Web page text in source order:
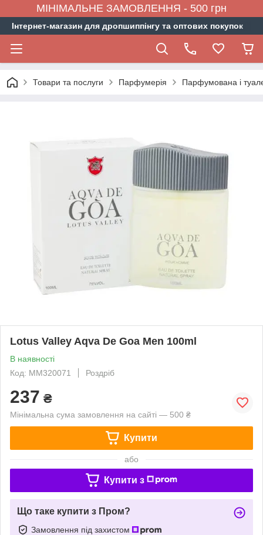
МІНІМАЛЬНЕ ЗАМОВЛЕННЯ - 500 грн
Інтернет-магазин для дропшиппінгу та оптових покупок
Товари та послуги Парфумерія Парфумована і
Lotus Valley Aqva De Goa Men 100ml
В наявності
Код: MM320071
Роздріб
237 ₴
Мінімальна сума замовлення на сайті — 500 ₴
Купити
або
Купити з
Що таке купити з Пром?
Замовлення під захистом